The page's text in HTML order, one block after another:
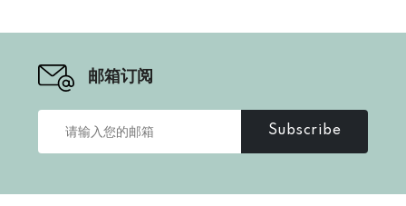
邮箱订阅
Subscribe